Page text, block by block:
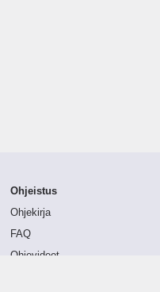
Ohjeistus
Ohjekirja
FAQ
Ohjevideot